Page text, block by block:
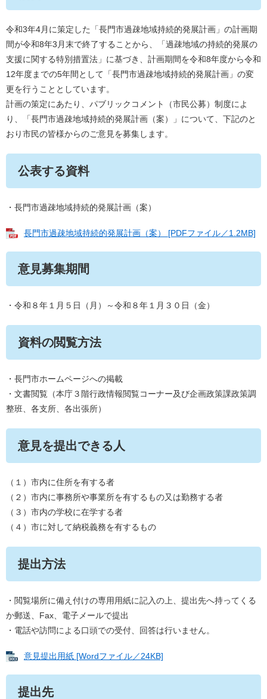
令和3年4月に策定した「長門市過疎地域持続的発展計画」の計画期
間が令和8年3月末で終了することから、「過疎地域の持続的発展の
支援に関する特別措置法」に基づき、計画期間を令和8年度から令和
12年度までの5年間として「長門市過疎地域持続的発展計画」の変
更を行うこととしています。
計画の策定にあたり、パブリックコメント（市民公募）制度によ
り、「長門市過疎地域持続的発展計画（案）」について、下記のと
おり市民の皆様からのご意見を募集します。
公表する資料
・長門市過疎地域持続的発展計画（案）
長門市過疎地域持続的発展計画（案） [PDFファイル／1.2MB]
意見募集期間
・令和８年１月５日（月）～令和８年１月３０日（金）
資料の閲覧方法
・長門市ホームページへの掲載
・文書閲覧（本庁３階行政情報閲覧コーナー及び企画政策課政策調
整班、各支所、各出張所）
意見を提出できる人
（１）市内に住所を有する者
（２）市内に事務所や事業所を有するもの又は勤務する者
（３）市内の学校に在学する者
（４）市に対して納税義務を有するもの
提出方法
・閲覧場所に備え付けの専用用紙に記入の上、提出先へ持ってくる
か郵送、Fax、電子メールで提出
・電話や訪問による口頭での受付、回答は行いません。
意見提出用紙 [Wordファイル／24KB]
提出先